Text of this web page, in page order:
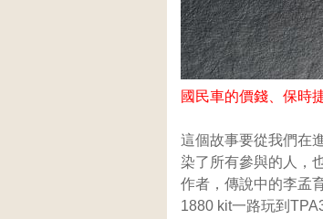
國民車的價錢、保時
這個故事要從我們在
染了所有參與的人，
作者，傳說中的李孟
1880 kit一路玩到